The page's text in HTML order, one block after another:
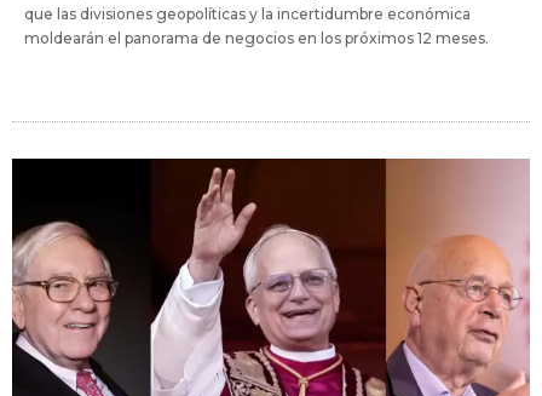
que las divisiones geopolíticas y la incertidumbre económica
moldearán el panorama de negocios en los próximos 12 meses.